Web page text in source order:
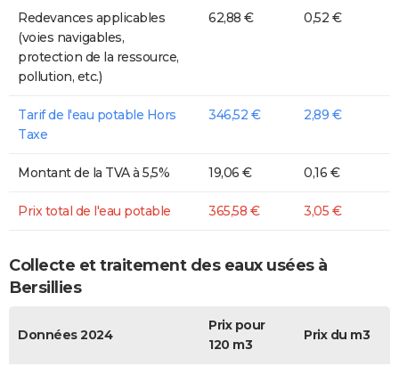
Redevances applicables
(voies navigables,
protection de la ressource,
pollution, etc.)
62,88 € 0,52 €
Tarif de l'eau potable Hors
Taxe
346,52 € 2,89 €
Montant de la TVA à 5,5% 19,06 € 0,16 €
Prix total de l'eau potable 365,58 € 3,05 €
Collecte et traitement des eaux usées à
Bersillies
Données 2024
Prix pour
120 m3
Prix du m3